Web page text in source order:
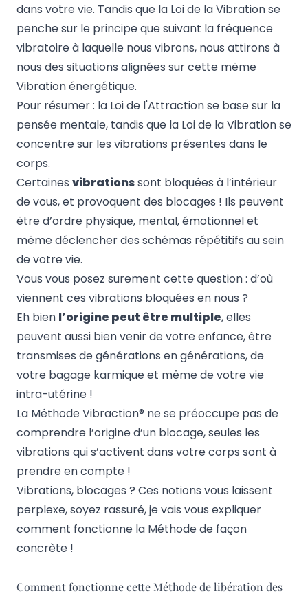
dans votre vie. Tandis que la Loi de la Vibration se
penche sur le principe que suivant la fréquence
vibratoire à laquelle nous vibrons, nous attirons à
nous des situations alignées sur cette même
Vibration énergétique.
Pour résumer : la Loi de l'Attraction se base sur la
pensée mentale, tandis que la Loi de la Vibration se
concentre sur les vibrations présentes dans le
corps.
Certaines vibrationssont bloquées à l’intérieur
de vous, et provoquent des blocages ! Ils peuvent
être d’ordre physique, mental, émotionnel et
même déclencher des schémas répétitifs au sein
de votre vie.
Vous vous posez surement cette question : d’où
viennent ces vibrations bloquées en nous ?
Eh bien l’origine peut être multiple, elles
peuvent aussi bien venir de votre enfance, être
transmises de générations en générations, de
votre bagage karmique et même de votre vie
intra-utérine !
La Méthode Vibraction® ne se préoccupe pas de
comprendre l’origine d’un blocage, seules les
vibrations qui s’activent dans votre corps sont à
prendre en compte !
Vibrations, blocages ? Ces notions vous laissent
perplexe, soyez rassuré, je vais vous expliquer
comment fonctionne la Méthode de façon
concrète !
Comment fonctionne cette Méthode de libération des